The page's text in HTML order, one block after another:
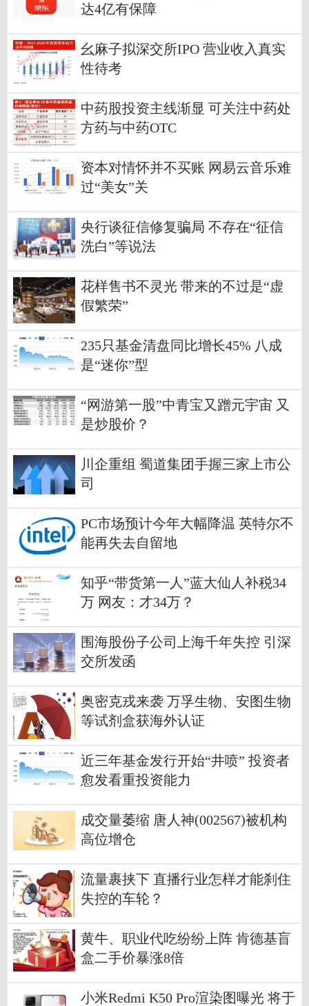
达4亿有保障
幺麻子拟深交所IPO 营业收入真实
性待考
中药股投资主线渐显 可关注中药处
方药与中药OTC
资本对情怀并不买账 网易云音乐难
过“美女”关
央行谈征信修复骗局 不存在“征信
洗白”等说法
花样售书不灵光 带来的不过是“虚
假繁荣”
235只基金清盘同比增长45% 八成
是“迷你”型
“网游第一股”中青宝又蹭元宇宙 又
是炒股价？
川企重组 蜀道集团手握三家上市公
司
PC市场预计今年大幅降温 英特尔不
能再失去自留地
知乎“带货第一人”蓝大仙人补税34
万 网友：才34万？
围海股份子公司上海千年失控 引深
交所发函
奥密克戎来袭 万孚生物、安图生物
等试剂盒获海外认证
近三年基金发行开始“井喷” 投资者
愈发看重投资能力
成交量萎缩 唐人神(002567)被机构
高位增仓
流量裹挟下 直播行业怎样才能刹住
失控的车轮？
黄牛、职业代吃纷纷上阵 肯德基盲
盒二手价暴涨8倍
小米Redmi K50 Pro渲染图曝光 将于